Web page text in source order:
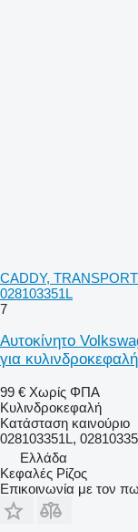
CADDY,
028103351L
7
Αυτοκίνητο
για
99 € Χωρίς ΦΠΑ
Κυλινδροκεφαλή
Κατάσταση καινούριο
028103351L,
Ελλάδα
Κεφαλές Ρίζος
Επικοινωνία με τον